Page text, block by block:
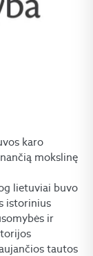
karo
mokslinę
lietuviai buvo
istorinius
ir
tautos